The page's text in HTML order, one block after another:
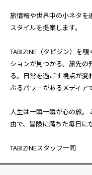
旅情報や世界中の小ネタを
スタイルを提案します。
TABIZINE（タビジン）を
ションが見つかる。旅先の
る。日常を過ごす視点が変
ぶるパワーがあるメディア
人生は一瞬一瞬が心の旅。
由で、冒険に満ちた毎日に
TABIZINEスタッフ一同